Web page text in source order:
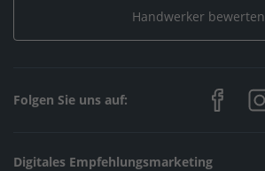
Handwerker bewerten
Folgen Sie uns auf:
Digitales Empfehlungsmarketing